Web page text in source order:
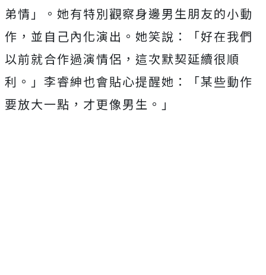
弟情」。她有特別觀察身邊男生朋友的小動
作，並自己內化演出。她笑說：「好在我們
以前就合作過演情侶，這次默契延續很順
利。」李睿紳也會貼心提醒她：「某些動作
要放大一點，才更像男生。」